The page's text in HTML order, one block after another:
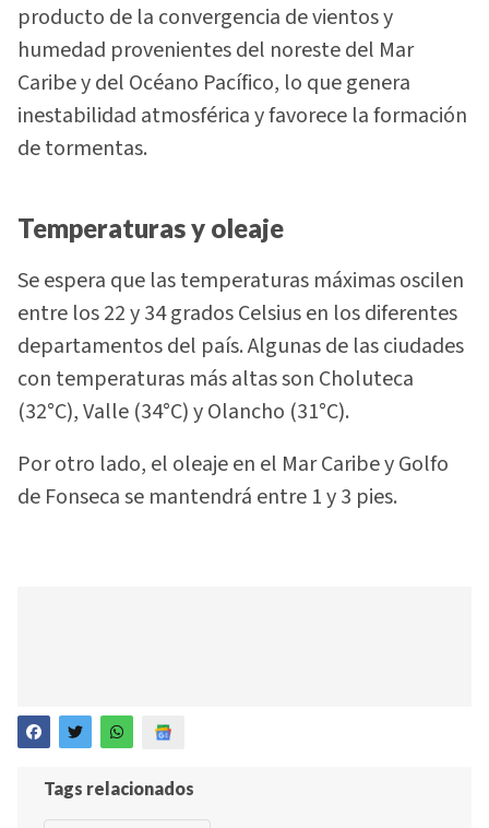
producto de la convergencia de vientos y
humedad provenientes del noreste del Mar
Caribe y del Océano Pacífico, lo que genera
inestabilidad atmosférica y favorece la formación
de tormentas.
Temperaturas y oleaje
Se espera que las temperaturas máximas oscilen
entre los 22 y 34 grados Celsius en los diferentes
departamentos del país. Algunas de las ciudades
con temperaturas más altas son Choluteca
(32°C), Valle (34°C) y Olancho (31°C).
Por otro lado, el oleaje en el Mar Caribe y Golfo
de Fonseca se mantendrá entre 1 y 3 pies.
Tags relacionados